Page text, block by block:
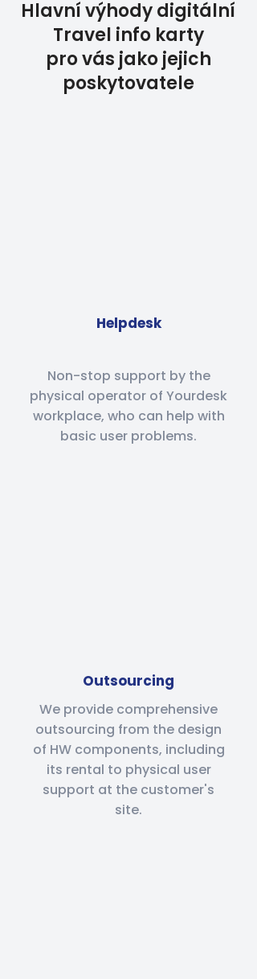
Hlavní výhody digitální
Travel info karty
pro vás jako jejich
poskytovatele
Helpdesk
Non-stop support by the
physical operator of Yourdesk
workplace, who can help with
basic user problems.
Outsourcing
We provide comprehensive
outsourcing from the design
of HW components, including
its rental to physical user
support at the customer's
site.